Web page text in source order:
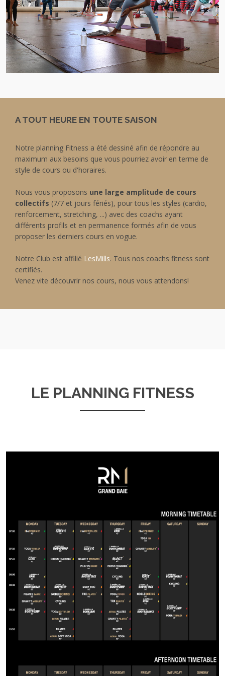
A TOUT HEURE EN TOUTE SAISON
Notre planning Fitness a été dessiné afin de répondre au
maximum aux besoins que vous pourriez avoir en terme de
style de cours ou d'horaires.
Nous vous proposons une large amplitude de cours
collectifs (7/7 et jours fériés), pour tous les styles (cardio,
renforcement, stretching, ...) avec des coachs ayant
différents profils et en permanence formés afin de vous
proposer les derniers cours en vogue.
Notre Club est affilié LesMills. Tous nos coachs fitness sont
certifiés.
Venez vite découvrir nos cours, nous vous attendons!
LE PLANNING FITNESS